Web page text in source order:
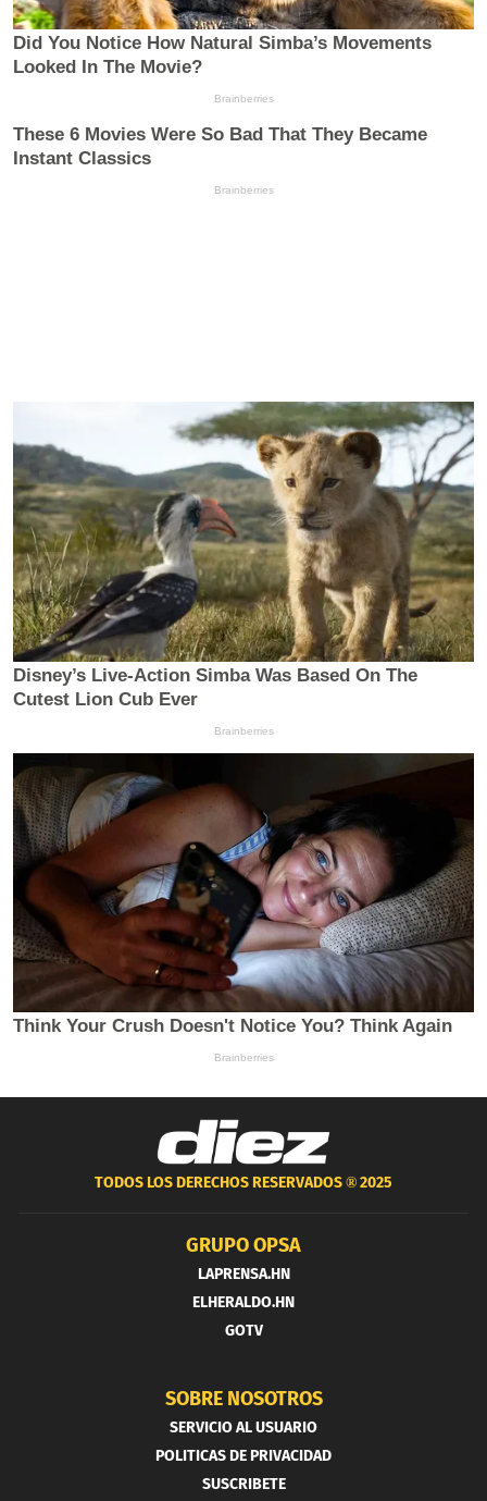
TODOS LOS DERECHOS RESERVADOS ®2025
GRUPO OPSA
LAPRENSA.HN
ELHERALDO.HN
GOTV
SOBRE NOSOTROS
SERVICIO AL USUARIO
POLITICAS DE PRIVACIDAD
SUSCRIBETE